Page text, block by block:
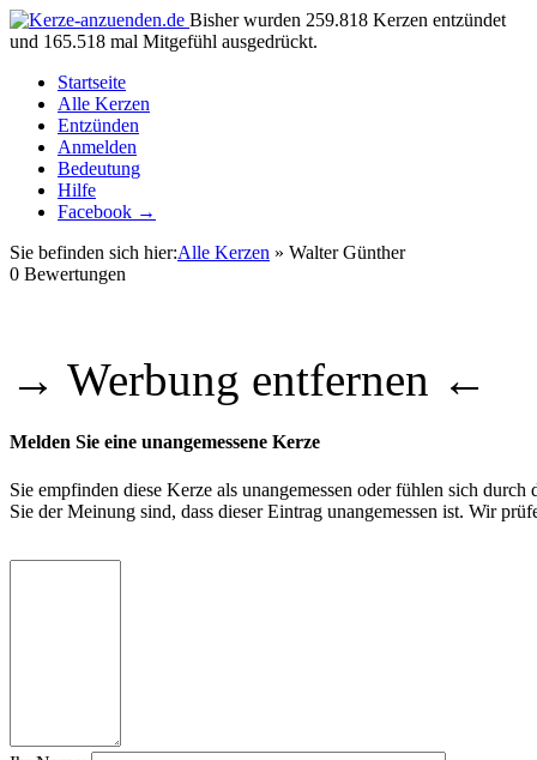
Bisher wurden 259.818 Kerzen entzündet
und 165.518 mal Mitgefühl ausgedrückt.
Startseite
Alle Kerzen
Entzünden
Anmelden
Bedeutung
Hilfe
Facebook →
Sie befinden sich hier:Alle Kerzen » Walter Günther
0 Bewertungen
→ Werbung entfernen ←
Melden Sie eine unangemessene Kerze
Sie empfinden diese Kerze als unangemessen oder fühlen sich
Sie der Meinung sind, dass dieser Eintrag unangemessen ist. Wir